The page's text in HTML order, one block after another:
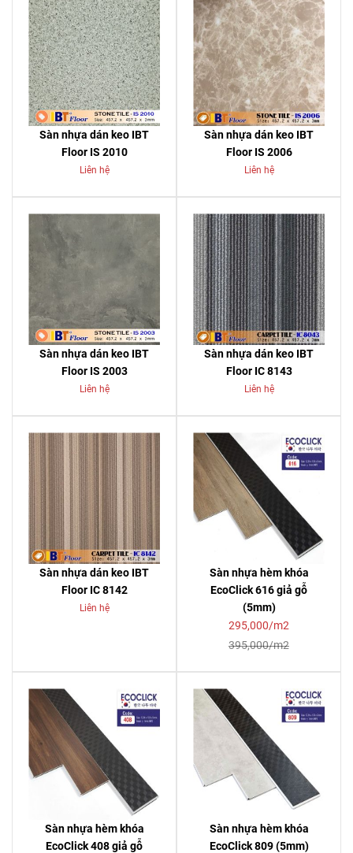
Sàn nhựa dán keo IBT
Floor IS 2010
Liên hệ
Sàn nhựa dán keo IBT
Floor IS 2006
Liên hệ
Sàn nhựa dán keo IBT
Floor IS 2003
Liên hệ
Sàn nhựa dán keo IBT
Floor IC 8143
Liên hệ
Sàn nhựa dán keo IBT
Floor IC 8142
Liên hệ
Sàn nhựa hèm khóa
EcoClick 616 giả gỗ
(5mm)
295,000/m2
395,000/m2
Sàn nhựa hèm khóa
EcoClick 408 giả gỗ
Sàn nhựa hèm khóa
EcoClick 809 (5mm)